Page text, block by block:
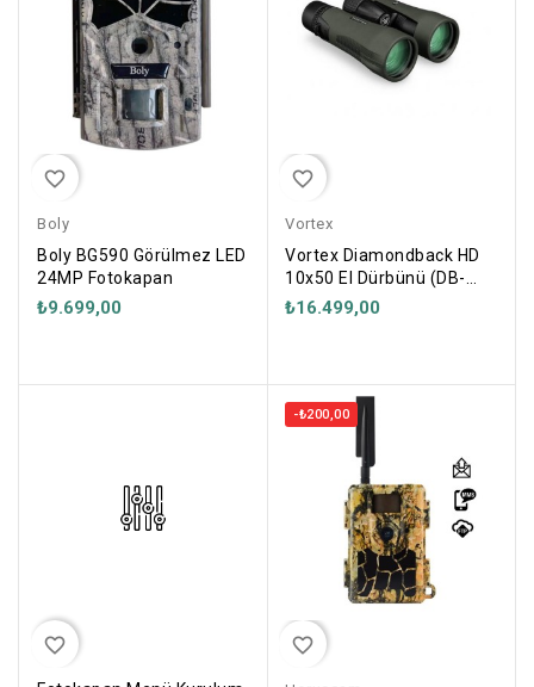
favorite_border
Boly
Boly BG590 Görülmez LED
24MP Fotokapan
₺9.699,00
favorite_border
Vortex
Vortex Diamondback HD
10x50 El Dürbünü (DB-
216)
₺16.499,00
favorite_border
-₺200,00
favorite_border